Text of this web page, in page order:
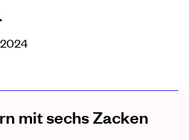
mit sechs Zacken